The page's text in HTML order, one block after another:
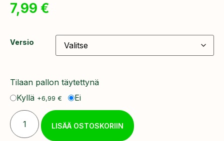
7,99 €
Versio
Tilaan pallon täytettynä
Kyllä +6,99 € Ei
LISÄÄ OSTOSKORIIN